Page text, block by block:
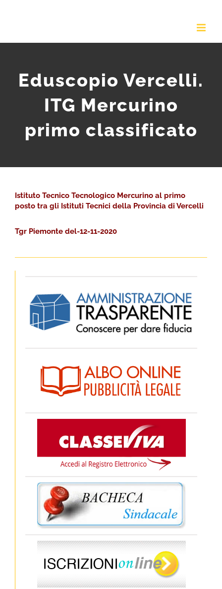
Eduscopio Vercelli.
ITG Mercurino
primo classificato
Istituto Tecnico Tecnologico Mercurino al primo
posto tra gli Istituti Tecnici della Provincia di Vercelli
Tgr Piemonte del-12-11-2020